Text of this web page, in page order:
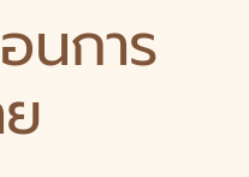
นการ